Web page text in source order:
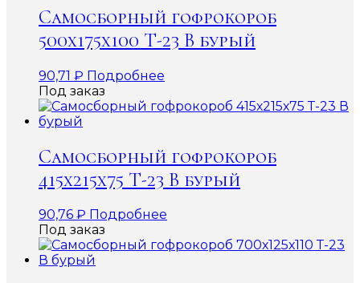
Самосборный гофрокороб
500х175х100 Т-23 В бурый
90,71 ₽ Подробнее
Под заказ
Самосборный гофрокороб
415х215х75 Т-23 В бурый
90,76 ₽ Подробнее
Под заказ